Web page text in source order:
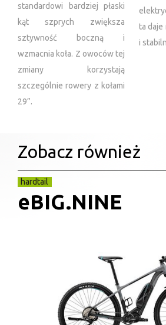
standardowi bardziej płaski
kąt szprych zwiększa
sztywność boczną i
wzmacnia koła. Z owoców tej
zmiany korzystają
szczególnie rowery z kołami
29”.
ta daje
i
Zobacz również
hardtail
eBIG.NINE